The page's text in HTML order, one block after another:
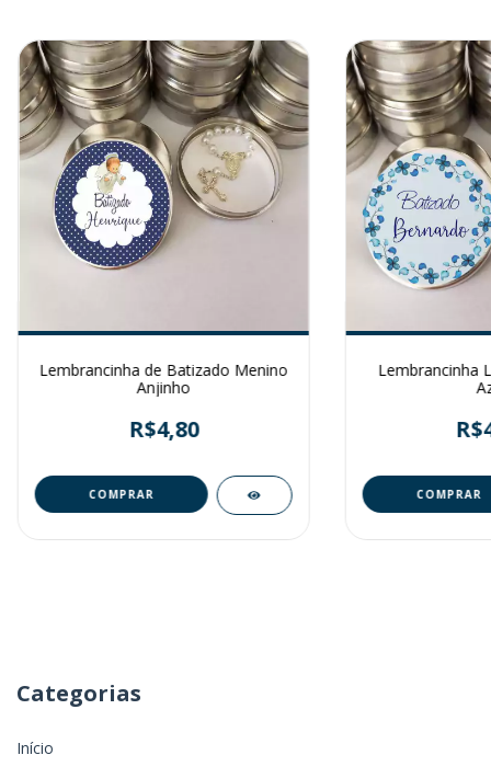
Lembrancinha de Batizado Menino
Anjinho
R$4,80
Lembrancinha
Categorias
Início